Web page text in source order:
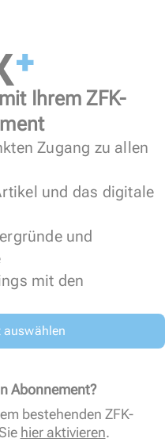
Ihrem ZFK-
Zugang zu allen
und das digitale
und
mit den
auswählen
Abonnement?
bestehenden ZFK-
hier aktivieren.